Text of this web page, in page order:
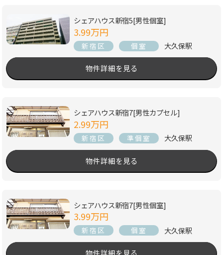
シェアハウス新宿5[男性個室]
3.99万円
新宿区 個室 大久保駅
物件詳細を見る
シェアハウス新宿7[男性カプセル]
2.99万円
新宿区 準個室 大久保駅
物件詳細を見る
シェアハウス新宿7[男性個室]
3.99万円
新宿区 個室 大久保駅
物件詳細を見る